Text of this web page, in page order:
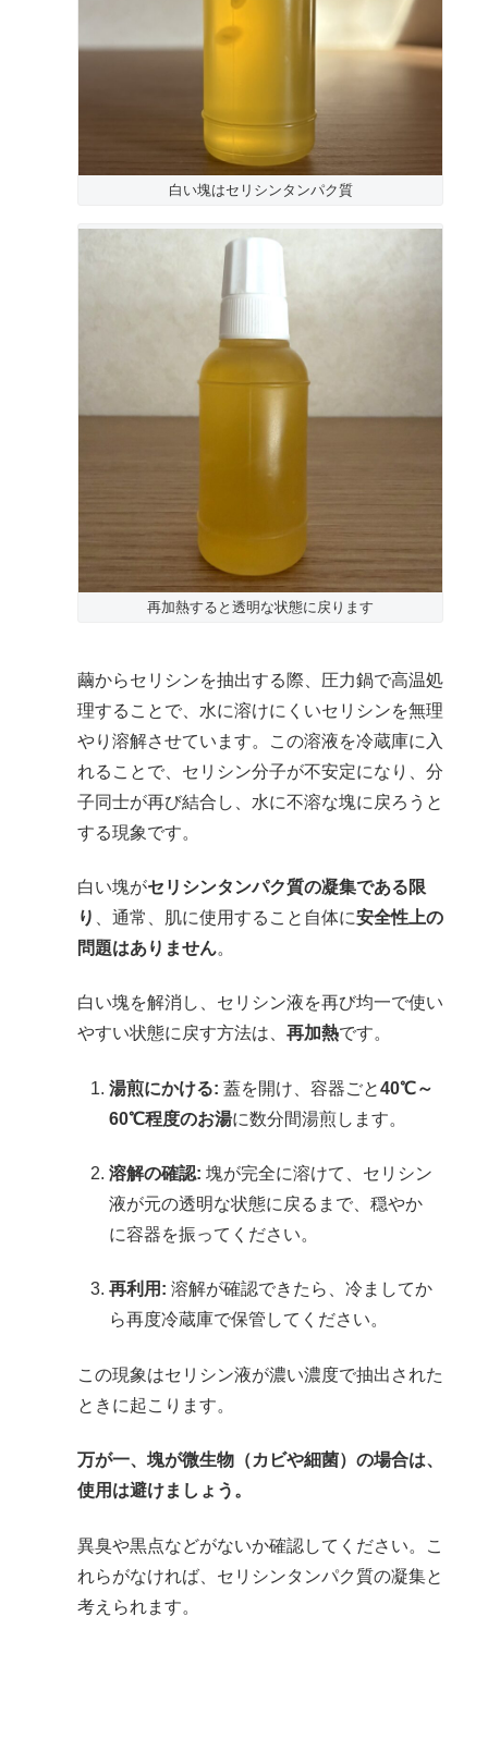
白い塊はセリシンタンパク質
再加熱すると透明な状態に戻ります
繭からセリシンを抽出する際、圧力鍋で高温処
理することで、水に溶けにくいセリシンを無理
やり溶解させています。この溶液を冷蔵庫に入
れることで、セリシン分子が不安定になり、分
子同士が再び結合し、水に不溶な塊に戻ろうと
する現象です。
白い塊がセリシンタンパク質の凝集である限
り
、通常、肌に使用すること自体に安全性上の
問題はありません。
白い塊を解消し、セリシン液を再び均一で使い
やすい状態に戻す方法は、 再加熱です。
湯煎にかける: 蓋を開け、容器ごと40℃～
60℃程度のお湯に数分間湯煎します。
溶解の確認: 塊が完全に溶けて、セリシン
液が元の透明な状態に戻るまで、穏やか
に容器を振ってください。
再利用: 溶解が確認できたら、冷ましてか
ら再度冷蔵庫で保管してください。
この現象はセリシン液が濃い濃度で抽出された
ときに起こります。
万が一、塊が微生物（カビや細菌）の場合は、
使用は避けましょう。
異臭や黒点などがないか確認してください。こ
れらがなければ、セリシンタンパク質の凝集と
考えられます。